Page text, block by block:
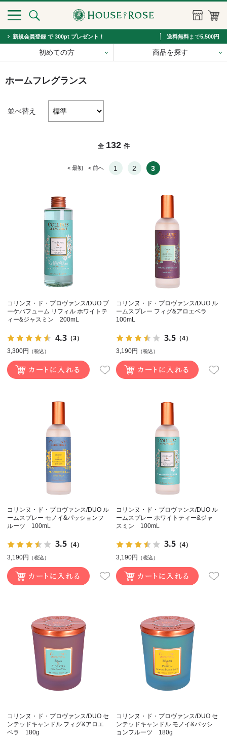
新規会員登録 で 300pt プレゼント！ 送料無料まで5,500円
初めての方 商品を探す
ホームフレグランス
並べ替え
全 132 件
< 最初 < 前へ 1 2 3
コリンヌ・ド・プロヴァンス/DUO ブ
ーケパフューム リフィル ホワイトテ
ィー&ジャスミン 200mL
4.3（3）
3,300円 （税込）
コリンヌ・ド・プロヴァンス/DUO ル
ームスプレー フィグ&アロエベラ
100mL
3.5 （4）
3,190円 （税込）
コリンヌ・ド・プロヴァンス/DUO ル
ームスプレー モノイ&パッションフ
ルーツ 100mL
3.5（4）
3,190円 （税込）
コリンヌ・ド・プロヴァンス/DUO ル
ームスプレー ホワイトティー&ジャ
スミン 100mL
3.5 （4）
3,190円 （税込）
コリンヌ・ド・プロヴァンス/DUO セ
ンテッドキャンドル フィグ&アロエ
ベラ 180g
コリンヌ・ド・プロヴァンス/DUO セ
ンテッドキャンドル モノイ&パッシ
ョンフルーツ 180g